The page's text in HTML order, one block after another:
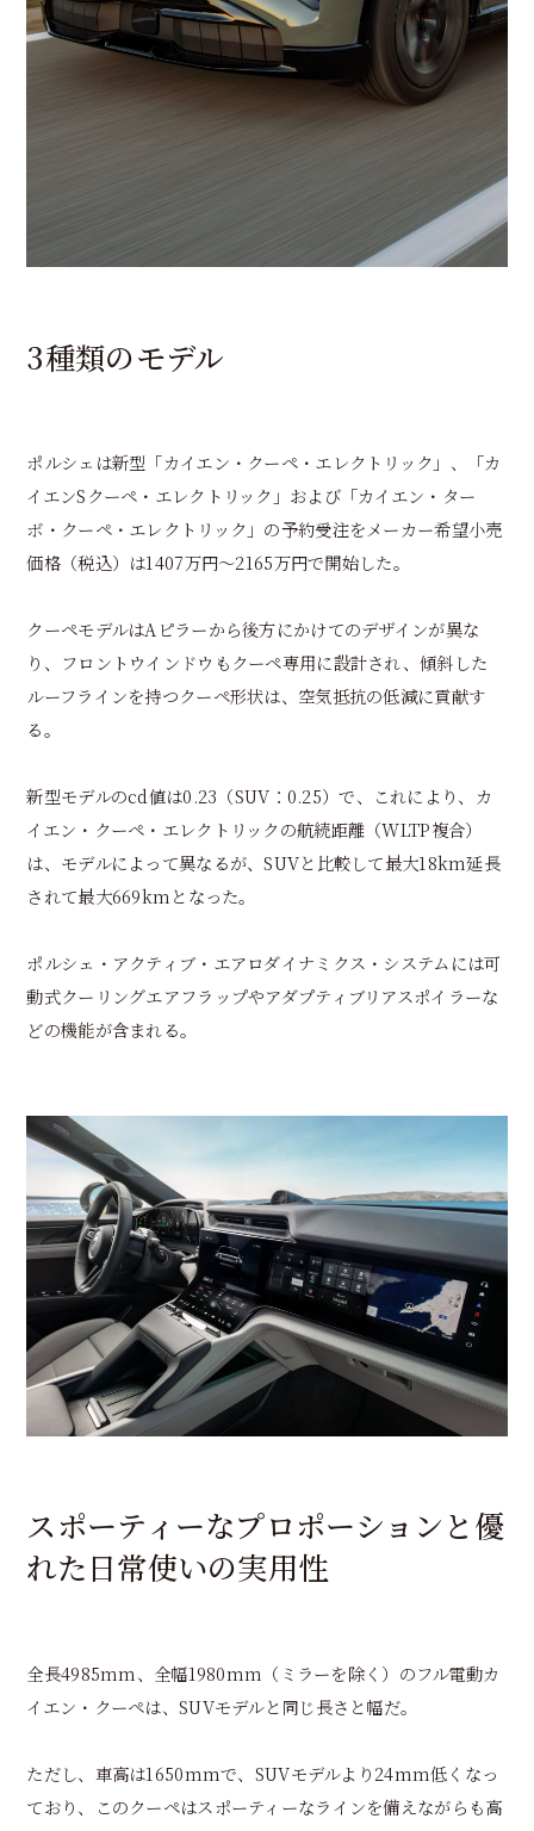
3種類のモデル
ポルシェは新型「カイエン・クーペ・エレクトリック」、「カ
イエンSクーペ・エレクトリック」および「カイエン・ター
ボ・クーペ・エレクトリック」の予約受注をメーカー希望小売
価格（税込）は1407万円～2165万円で開始した。
クーペモデルはAピラーから後方にかけてのデザインが異な
り、フロントウインドウもクーペ専用に設計され、傾斜した
ルーフラインを持つクーペ形状は、空気抵抗の低減に貢献す
る。
新型モデルのcd値は0.23（SUV：0.25）で、これにより、カ
イエン・クーペ・エレクトリックの航続距離（WLTP複合）
は、モデルによって異なるが、SUVと比較して最大18km延長
されて最大669kmとなった。
ポルシェ・アクティブ・エアロダイナミクス・システムには可
動式クーリングエアフラップやアダプティブリアスポイラーな
どの機能が含まれる。
スポーティーなプロポーションと優
れた日常使いの実用性
全長4985mm、全幅1980mm（ミラーを除く）のフル電動カ
イエン・クーペは、SUVモデルと同じ長さと幅だ。
ただし、車高は1650mmで、SUVモデルより24mm低くなっ
ており、このクーペはスポーティーなラインを備えながらも高